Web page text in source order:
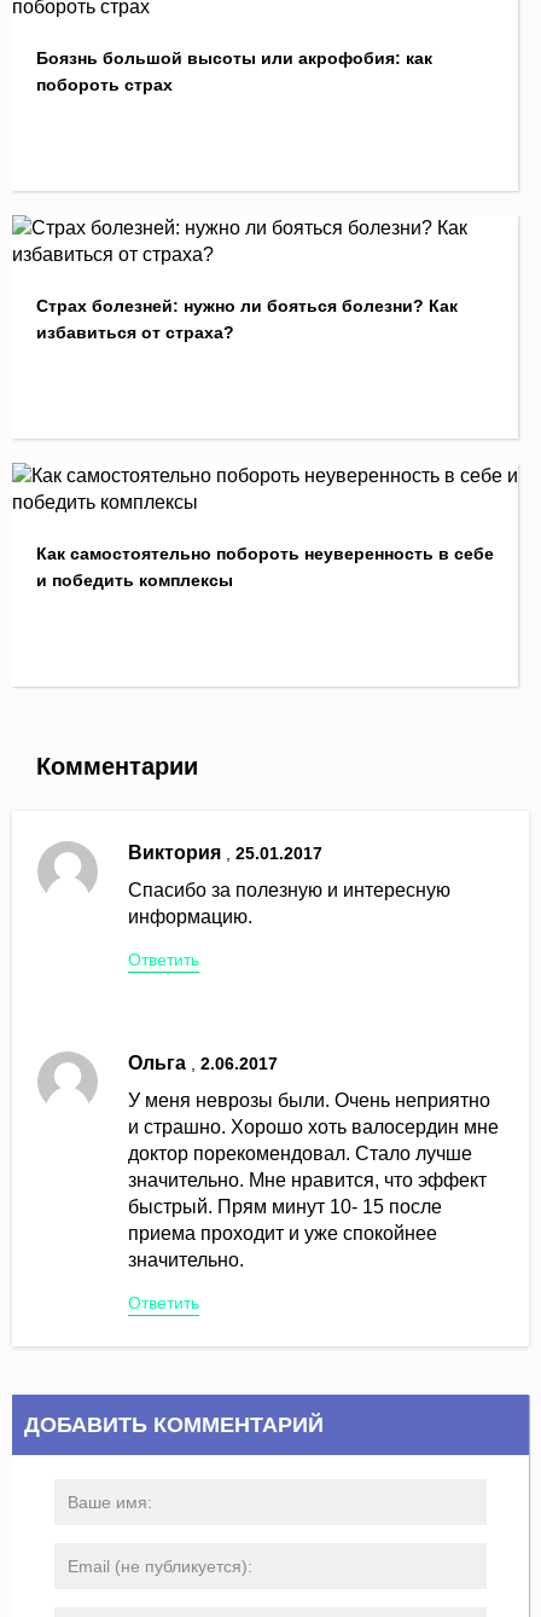
Боязнь большой высоты или акрофобия: как
побороть страх
Страх болезней: нужно ли бояться болезни? Как
избавиться от страха?
Как самостоятельно побороть неуверенность в себе
и победить комплексы
Комментарии
Виктория 25.01.2017
Спасибо за полезную и интересную
информацию.
Ответить
Ольга 2.06.2017
У меня неврозы были. Очень неприятно
и страшно. Хорошо хоть валосердин мне
доктор порекомендовал. Стало лучше
значительно. Мне нравится, что эффект
быстрый. Прям минут 10- 15 после
приема проходит и уже спокойнее
значительно.
Ответить
ДОБАВИТЬ КОММЕНТАРИЙ